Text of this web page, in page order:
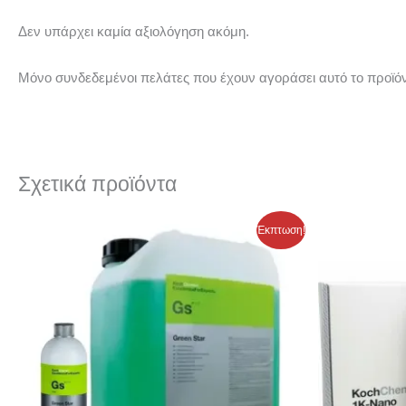
Δεν υπάρχει καμία αξιολόγηση ακόμη.
Μόνο συνδεδεμένοι πελάτες που έχουν αγοράσει αυτό το
Σχετικά προϊόντα
Έκπτωση!
range:
through
117,80 €
range:
through
94,24 €
προϊόν
πολλαπλές
παραλλαγές.